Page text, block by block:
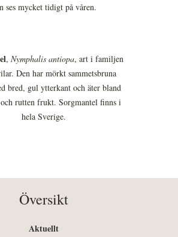
ses mycket tidigt på våren.
, Nymphalis antiopa, art i familjen
Den har mörkt sammetsbruna
bred, gul ytterkant och äter bland
och rutten frukt. Sorgmantel finns i
hela Sverige.
Översikt
Aktuellt